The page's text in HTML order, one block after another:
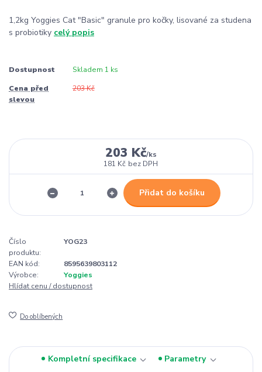
1,2kg Yoggies Cat "Basic" granule pro kočky, lisované za studena
s probiotiky celý popis
Dostupnost Skladem 1 ks
Cena před
slevou
203 Kč
203 Kč/ks
181 Kč bez DPH
Přidat do košíku
Číslo
produktu:
YOG23
EAN kód:
8595639803112
Výrobce:
Yoggies
Hlídat cenu / dostupnost
Do oblíbených
Kompletní specifikace
Parametry